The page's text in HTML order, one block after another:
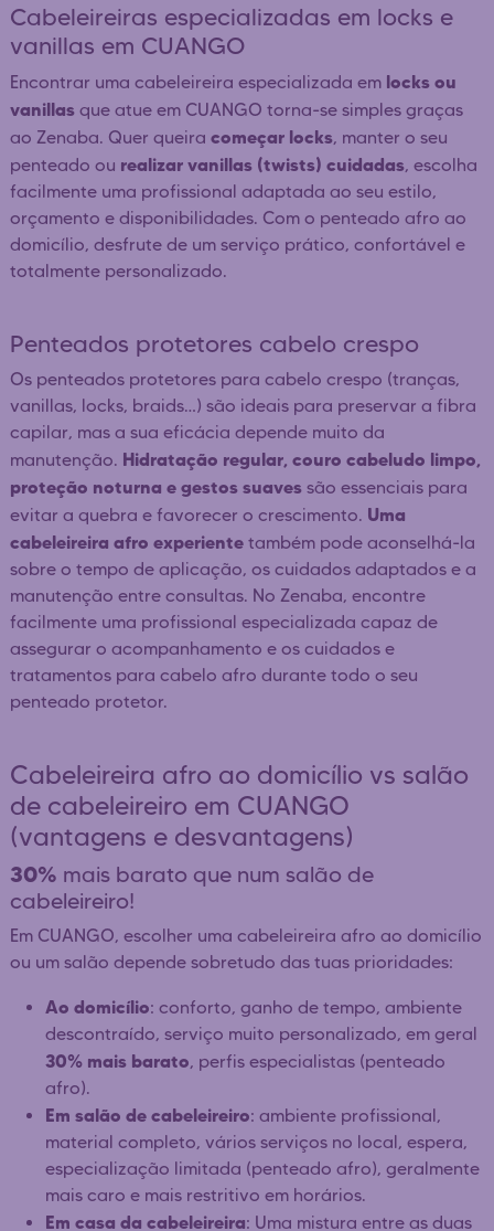
Cabeleireiras especializadas em locks e
vanillas em CUANGO
Encontrar uma cabeleireira especializada em locks ou
vanillas que atue em CUANGO torna-se simples graças
ao Zenaba. Quer queira começar locks, manter o seu
penteado ou realizar vanillas (twists) cuidadas, escolha
facilmente uma profissional adaptada ao seu estilo,
orçamento e disponibilidades. Com o penteado afro ao
domicílio, desfrute de um serviço prático, confortável e
totalmente personalizado.
Penteados protetores cabelo crespo
Os penteados protetores para cabelo crespo (tranças,
vanillas, locks, braids…) são ideais para preservar a fibra
capilar, mas a sua eficácia depende muito da
manutenção. Hidratação regular, couro cabeludo limpo,
proteção noturna e gestos suaves são essenciais para
evitar a quebra e favorecer o crescimento. Uma
cabeleireira afro experiente também pode aconselhá-la
sobre o tempo de aplicação, os cuidados adaptados e a
manutenção entre consultas. No Zenaba, encontre
facilmente uma profissional especializada capaz de
assegurar o acompanhamento e os cuidados e
tratamentos para cabelo afro durante todo o seu
penteado protetor.
Cabeleireira afro ao domicílio vs salão
de cabeleireiro em CUANGO
(vantagens e desvantagens)
30% mais barato que num salão de
cabeleireiro!
Em CUANGO, escolher uma cabeleireira afro ao domicílio
ou um salão depende sobretudo das tuas prioridades:
Ao domicílio: conforto, ganho de tempo, ambiente
descontraído, serviço muito personalizado, em geral
30% mais barato, perfis especialistas (penteado
afro).
Em salão de cabeleireiro: ambiente profissional,
material completo, vários serviços no local, espera,
especialização limitada (penteado afro), geralmente
mais caro e mais restritivo em horários.
Em casa da cabeleireira: Uma mistura entre as duas